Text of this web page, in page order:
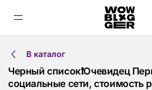
В каталог
Черный список❗Очевидец
социальные сети, стоимость